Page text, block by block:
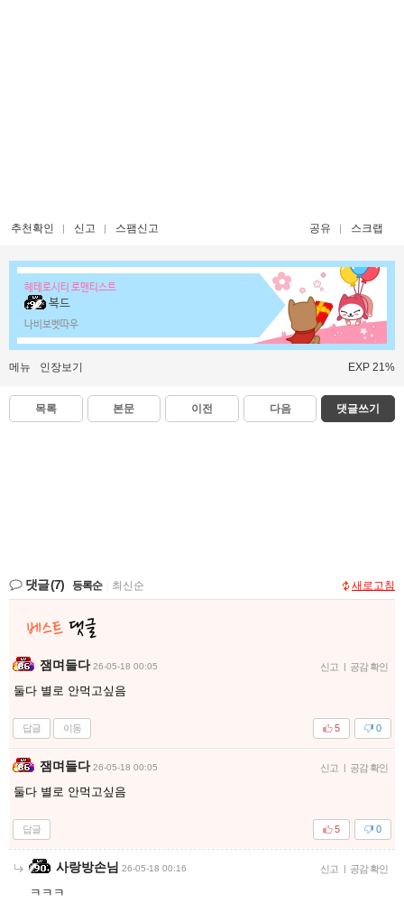
추천확인 신고 스팸신고 공유 스크랩
헤테로시티 로맨티스트
복드
나비보벳따우
메뉴 인장보기 EXP 21%
목록 본문 이전 다음 댓글쓰기
댓글(7) 등록순 최신순 새로고침
잼며들다 26-05-18 00:05 신고 | 공감 확인
둘다 별로 안먹고싶음
답글 이동 0
5
잼며들다 26-05-18 00:05 신고 | 공감 확인
둘다 별로 안먹고싶음
답글 0
5
사랑방손님 26-05-18 00:16 신고 | 공감 확인
ㅋㅋㅋ